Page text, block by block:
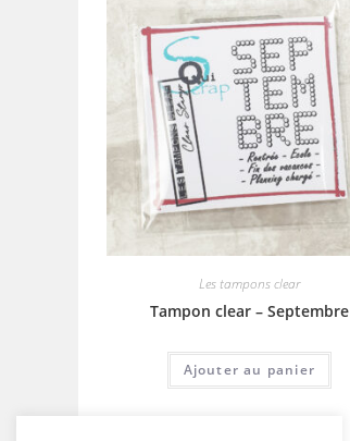
Les tampons clear
Tampon clear – Septembre
Ajouter au panier